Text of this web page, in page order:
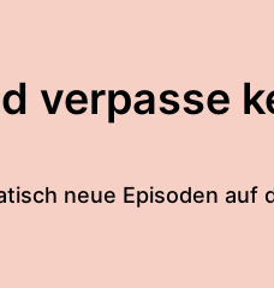
verpasse
neue Episoden auf